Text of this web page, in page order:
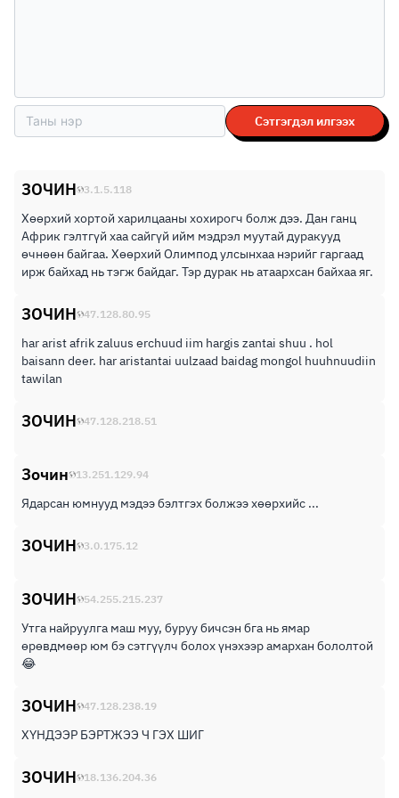
Сэтгэгдэл илгээх
ЗОЧИН 3.1.5.118
Хөөрхий хортой харилцааны хохирогч болж дээ. Дан ганц
Африк гэлтгүй хаа сайгүй ийм мэдрэл муутай дуракууд
өчнөөн байгаа. Хөөрхий Олимпод улсынхаа нэрийг гаргаад
ирж байхад нь тэгж байдаг. Тэр дурак нь атаархсан байхаа яг.
ЗОЧИН 47.128.80.95
har arist afrik zaluus erchuud iim hargis zantai shuu . hol
baisann deer. har aristantai uulzaad baidag mongol huuhnuudiin
tawilan
ЗОЧИН 47.128.218.51
Зочин 13.251.129.94
Ядарсан юмнууд мэдээ бэлтгэх болжээ хөөрхийс ...
ЗОЧИН 3.0.175.12
ЗОЧИН 54.255.215.237
Утга найруулга маш муу, буруу бичсэн бга нь ямар
өрөвдмөөр юм бэ сэтгүүлч болох үнэхээр амархан бололтой
😂
ЗОЧИН 47.128.238.19
ХҮНДЭЭР БЭРТЖЭЭ Ч ГЭХ ШИГ
ЗОЧИН 18.136.204.36